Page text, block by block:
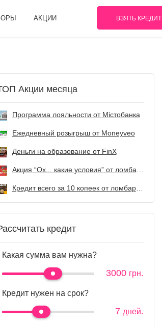
АКЦИИ ВЗЯТЬ КРЕДИТ
Акции месяца
Программа лояльности от Містобанка
Ежедневный розыгрыш от Мoneyveo
Деньги на образование от FinX
Кредит всего за 10 копеек от ломбарда Первый
кредит
Какая сумма вам нужна?
3000 грн.
Кредит нужен на срок?
7 дней.